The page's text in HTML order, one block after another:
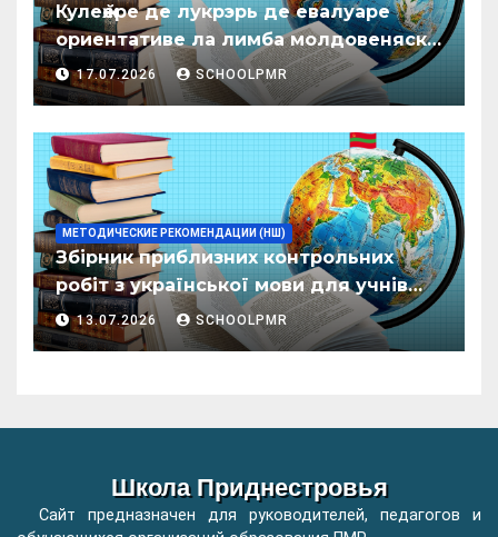
Кулеӂере де лукрэрь де евалуаре
ориентативе ла лимба молдовеняскэ
пентру елевий класелор примаре але
организациилор де ынвэцэмынт
17.07.2026 SCHOOLPMR
МЕТОДИЧЕСКИЕ РЕКОМЕНДАЦИИ (НШ)
Збірник приблизних контрольних
робіт з української мови для учнів
початкових класів організацій
загальної освіти
13.07.2026 SCHOOLPMR
Школа Приднестровья
Сайт предназначен для руководителей, педагогов и